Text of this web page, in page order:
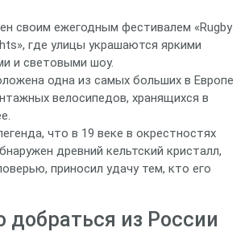
своим ежегодным фестивалем «Rugby
где улицы украшаются яркими
и световыми шоу.
одна из самых больших в Европе
велосипедов, хранящихся в
что в 19 веке в окрестностях
древний кельтский кристалл,
приносил удачу тем, кто его
добраться из России